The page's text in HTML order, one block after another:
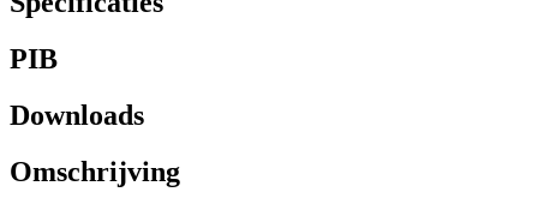
PIB
Downloads
Omschrijving